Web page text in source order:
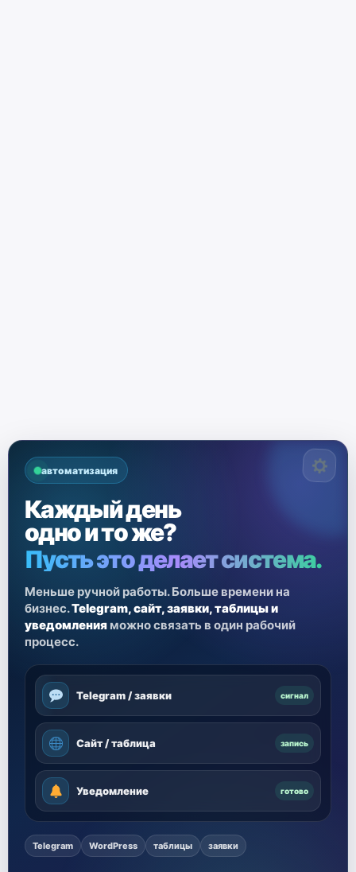
автоматизация
Каждый день
одно и то же?
Пусть это делает система.
Меньше ручной работы. Больше времени на
бизнес.Telegram, сайт, заявки, таблицы и
уведомления можно связать в один рабочий
процесс.
Telegram / заявки сигнал
Сайт / таблица запись
Уведомление готово
Telegram WordPress таблицы заявки